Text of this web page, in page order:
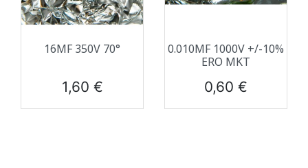
16ΜF 350V 70°
Prix
1,60 €
0.010ΜF 1000V +/-10%
ERO MKT
Prix
0,60 €